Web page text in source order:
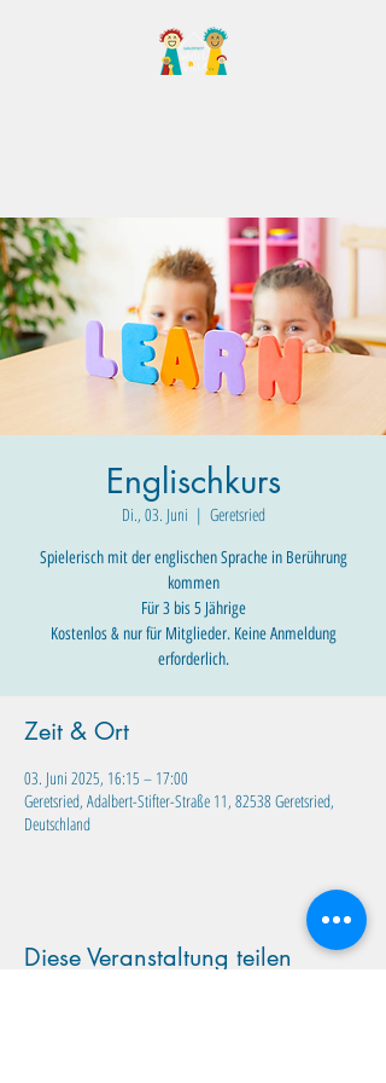
Englischkurs
Di., 03. Juni
  |
Geretsried
Spielerisch mit der englischen Sprache in Berührung
kommen
Für 3 bis 5 Jährige
Kostenlos & nur für Mitglieder. Keine Anmeldung
erforderlich.
Zeit & Ort
03. Juni 2025, 16:15 – 17:00
Geretsried, Adalbert-Stifter-Straße 11, 82538 Geretsried,
Deutschland
Diese Veranstaltung teilen